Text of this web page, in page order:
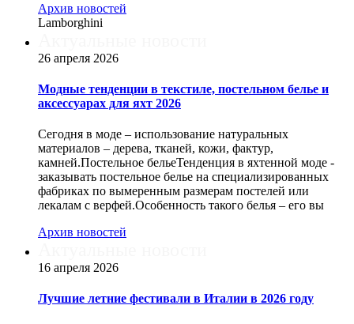
Архив новостей
Lamborghini
26 апреля 2026
Модные тенденции в текстиле, постельном белье и
аксессуарах для яхт 2026
Сегодня в моде – использование натуральных
материалов – дерева, тканей, кожи, фактур,
камней.Постельное бельеТенденция в яхтенной моде -
заказывать постельное белье на специализированных
фабриках по вымеренным размерам постелей или
лекалам с верфей.Особенность такого белья – его вы
Архив новостей
16 апреля 2026
Лучшие летние фестивали в Италии в 2026 году